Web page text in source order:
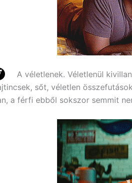
A véletlenek. Véletlenül
sőt, véletlen
a férfi ebből sokszor semmit